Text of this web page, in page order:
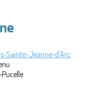
Sainte-Jeanne-d'Arc